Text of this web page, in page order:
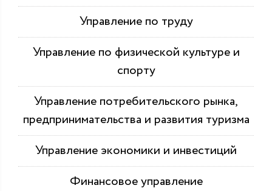
Управление по труду
Управление по физической культуре и
спорту
Управление потребительского рынка,
предпринимательства и развития туризма
Управление экономики и инвестиций
Финансовое управление